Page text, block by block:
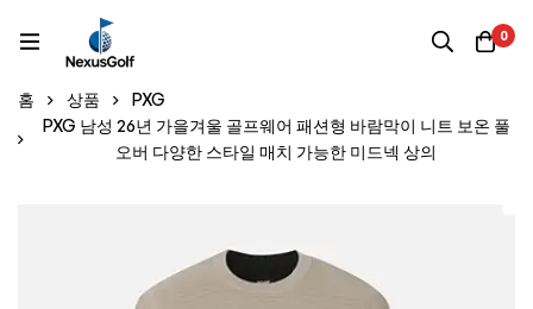
0
홈 상품
PXG
PXG 남성 26년 가을겨울 골프웨어 패션형 바람막이 니트 보온 풀
오버 다양한 스타일 매치 가능한 미드넥 상의